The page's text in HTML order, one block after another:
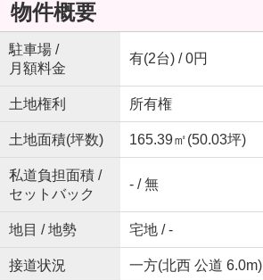
物件概要
駐車場 /
月額料金
有(2台) / 0円
土地権利 所有権
土地面積(坪数) 165.39㎡(50.03坪)
私道負担面積 /
セットバック
- / 無
地目 / 地勢 宅地 / -
接道状況 一方(北西 公道 6.0m)